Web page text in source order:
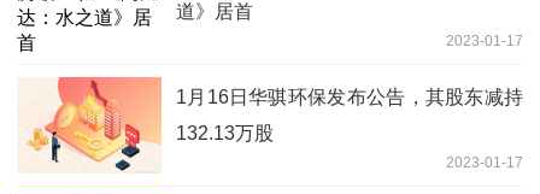
道》居首
2023-01-17
1月16日华骐环保发布公告，其股东减持
132.13万股
2023-01-17